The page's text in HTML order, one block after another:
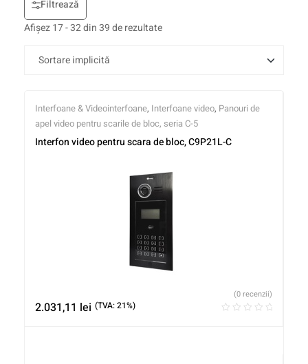
Filtrează
Afișez 17 - 32 din 39 de rezultate
Interfoane & Videointerfoane, Interfoane video, Panouri de
apel video pentru scarile de bloc, seria C-5
Interfon video pentru scara de bloc, C9P21L-C
2.031,11 lei (TVA: 21%)
(0 recenzii)